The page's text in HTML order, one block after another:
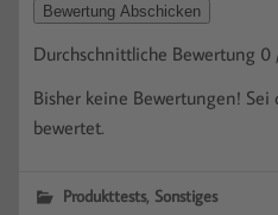
Bewertung Abschicken
Durchschnittliche Bewertung 0
Bisher keine Bewertungen!
bewertet.
Produkttests, Sonstiges